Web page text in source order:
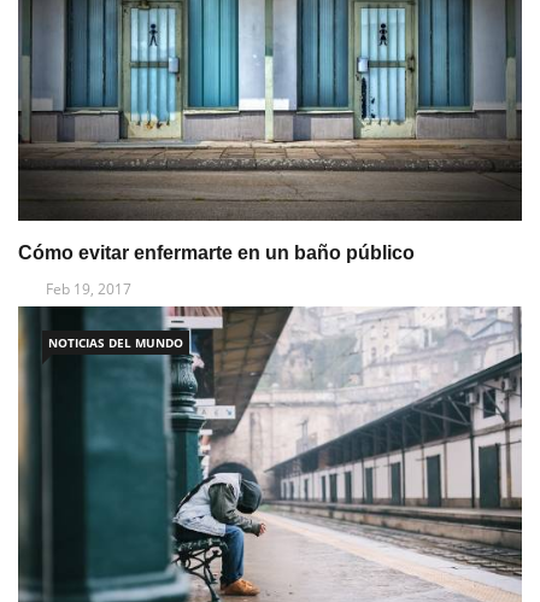
Cómo evitar enfermarte en un baño público
Feb 19, 2017
NOTICIAS DEL MUNDO